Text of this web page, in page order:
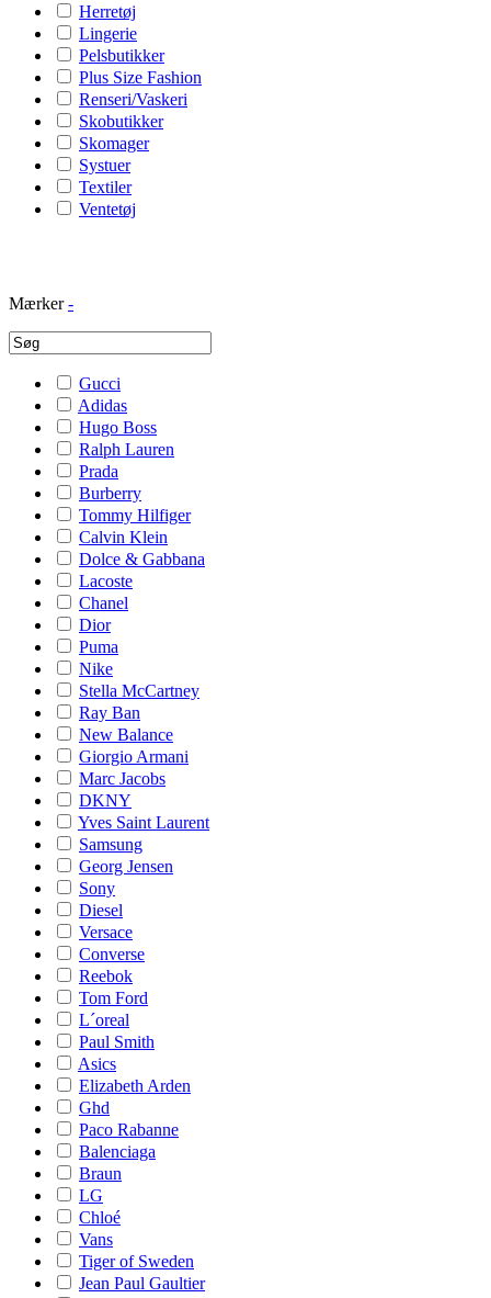
Herretøj
Lingerie
Pelsbutikker
Plus Size Fashion
Renseri/Vaskeri
Skobutikker
Skomager
Systuer
Textiler
Ventetøj
Mærker -
Gucci
Adidas
Hugo Boss
Ralph Lauren
Prada
Burberry
Tommy Hilfiger
Calvin Klein
Dolce & Gabbana
Lacoste
Chanel
Dior
Puma
Nike
Stella McCartney
Ray Ban
New Balance
Giorgio Armani
Marc Jacobs
DKNY
Yves Saint Laurent
Samsung
Georg Jensen
Sony
Diesel
Versace
Converse
Reebok
Tom Ford
L´oreal
Paul Smith
Asics
Elizabeth Arden
Ghd
Paco Rabanne
Balenciaga
Braun
LG
Chloé
Vans
Tiger of Sweden
Jean Paul Gaultier